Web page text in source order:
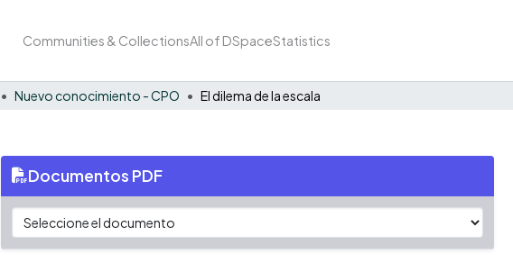
Communities & CollectionsAll of DSpaceStatistics
Nuevo conocimiento - CPO El dilema de la escala
Documentos PDF